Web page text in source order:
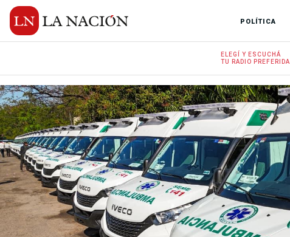
POLÍTICA
ELEGÍ Y ESCUCHÁ
TU RADIO PREFERIDA